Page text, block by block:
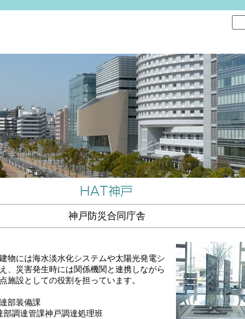
神戸防災合同庁舎
物には海水淡水化システムや太陽光発電シ
、災害発生時には関係機関と連携しながら
施設としての役割を担っています。
部装備課
部調達管課神戸調達処理班